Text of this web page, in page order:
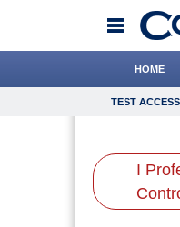
HOME
TEST
Scienze
TEST
I